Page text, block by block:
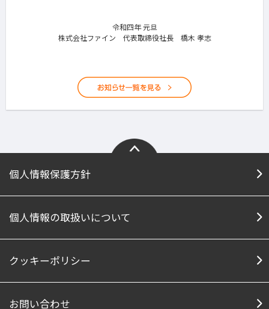
令和四年 元旦
株式会社ファイン 代表取締役社長 橋木 孝志
個人情報保護方針
個人情報の取扱いについて
クッキーポリシー
お問い合わせ